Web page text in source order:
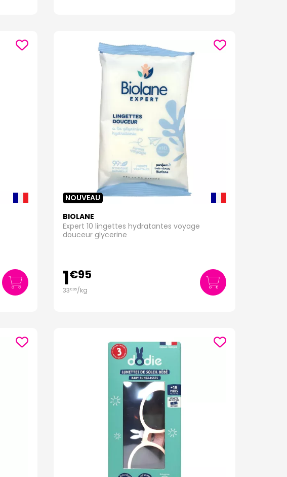
NOUVEAU
BIOLANE
Expert 10 lingettes hydratantes voyage
douceur glycerine
1€95
33€05/kg